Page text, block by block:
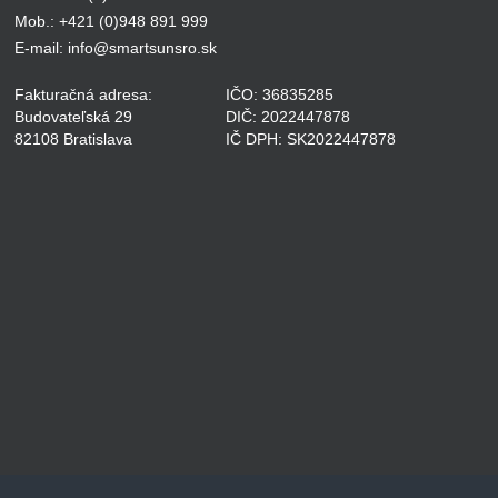
Mob.: +421 (0)948 891 999
E-mail: info@smartsunsro.sk
Fakturačná adresa:
Budovateľská 29
82108 Bratislava
IČO: 36835285
DIČ: 2022447878
IČ DPH: SK2022447878